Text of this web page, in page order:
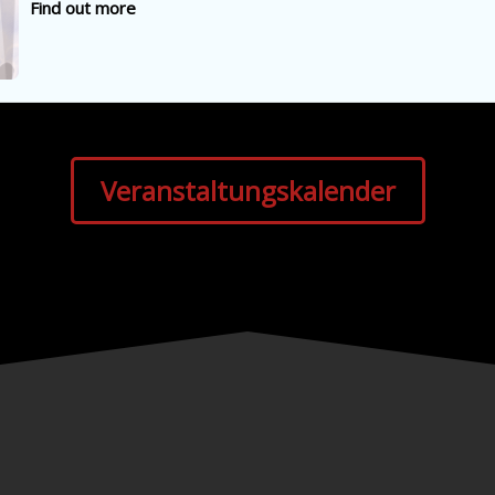
Find out more
Veranstaltungskalender